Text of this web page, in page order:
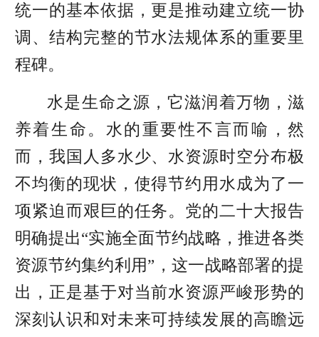
统一的基本依据，更是推动建立统一协
调、结构完整的节水法规体系的重要里
程碑。
水是生命之源，它滋润着万物，滋
养着生命。水的重要性不言而喻，然
而，我国人多水少、水资源时空分布极
不均衡的现状，使得节约用水成为了一
项紧迫而艰巨的任务。党的二十大报告
明确提出“实施全面节约战略，推进各类
资源节约集约利用”，这一战略部署的提
出，正是基于对当前水资源严峻形势的
深刻认识和对未来可持续发展的高瞻远